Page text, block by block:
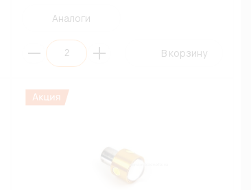
Аналоги
В корзину